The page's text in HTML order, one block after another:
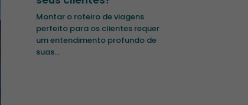
Montar o roteiro de viagens
perfeito para os clientes requer
um entendimento profundo de
suas...